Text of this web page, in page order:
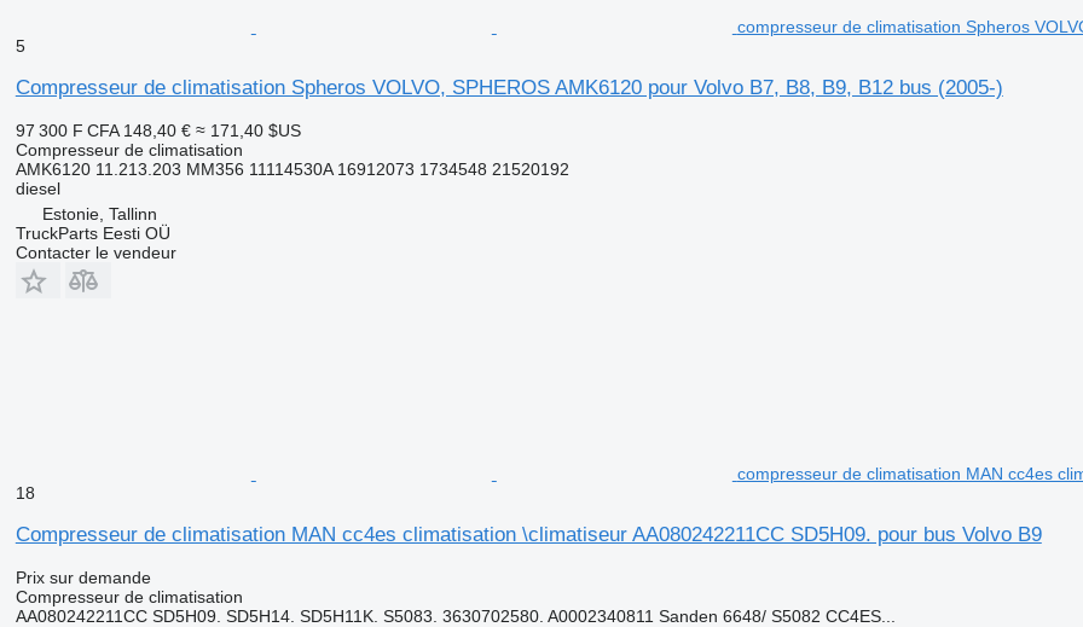
compresseur de climatisation Spheros
5
Compresseur de climatisation Spheros VOLVO, SPHEROS AMK6120 pour Volvo B7, B8, B9, B12 bus (2005-)
97 300 F CFA 148,40 € ≈ 171,40 $US
Compresseur de climatisation
AMK6120 11.213.203 MM356 11114530A 16912073 1734548 21520192
diesel
Estonie, Tallinn
TruckParts Eesti OÜ
Contacter le vendeur
compresseur de climatisation MAN cc4es
18
Compresseur de climatisation MAN cc4es climatisation \climatiseur AA080242211CC SD5H09. pour bus Volvo B9
Prix sur demande
Compresseur de climatisation
AA080242211CC SD5H09. SD5H14. SD5H11K. S5083. 3630702580. A0002340811 Sanden 6648/ S5082 CC4ES...